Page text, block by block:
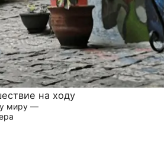
на ходу
миру —